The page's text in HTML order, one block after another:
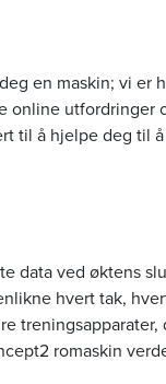
en maskin; vi er
online utfordringer
til å hjelpe deg til
data ved øktens
hvert tak,
treningsapparater,
romaskin